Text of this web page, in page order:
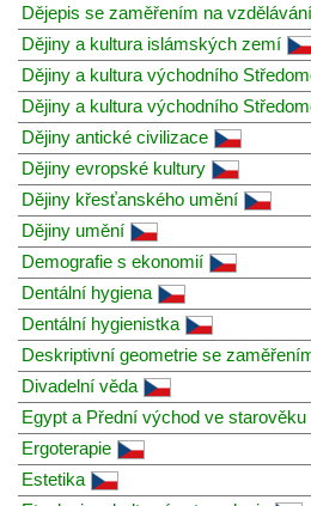
Dějepis se zaměřením na vzdělávání
Dějiny a kultura islámských zemí
Dějiny a kultura východního
Dějiny a kultura východního
Dějiny antické civilizace
Dějiny evropské kultury
Dějiny křesťanského umění
Dějiny umění
Demografie s ekonomií
Dentální hygiena
Dentální hygienistka
Deskriptivní geometrie se
Divadelní věda
Egypt a Přední východ ve starověku
Ergoterapie
Estetika